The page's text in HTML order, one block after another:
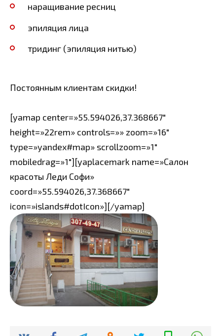
наращивание ресниц
эпиляция лица
тридинг (эпиляция нитью)
Постоянным клиентам скидки!
[yamap center=»55.594026,37.368667″
height=»22rem» controls=»» zoom=»16″
type=»yandex#map» scrollzoom=»1″
mobiledrag=»1″][yaplacemark name=»Салон
красоты Леди Софи»
coord=»55.594026,37.368667″
icon=»islands#dotIcon»][/yamap]